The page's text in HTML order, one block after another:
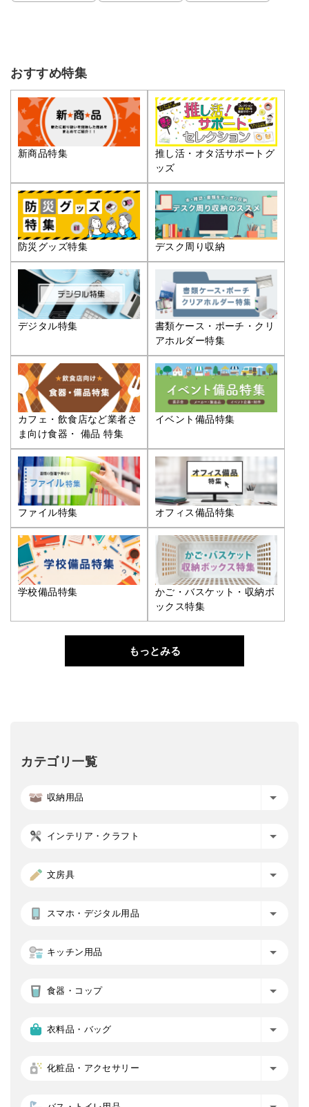
おすすめ特集
新商品特集
推し活・オタ活サポートグ
ッズ
防災グッズ特集 デスク周り収納
デジタル特集
書類ケース・ポーチ・クリ
アホルダー特集
カフェ・飲食店など業者さ
ま向け食器・ 備品 特集
イベント備品特集
ファイル特集 オフィス備品特集
学校備品特集
かご・バスケット・収納ボ
ックス特集
もっとみる
カテゴリ一覧
収納用品
インテリア・クラフト
文房具
スマホ・デジタル用品
キッチン用品
食器・コップ
衣料品・バッグ
化粧品・アクセサリー